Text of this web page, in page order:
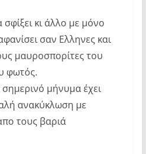
κι άλλο με μόνο
σαν Ελληνες και
μαυροσπορίτες του
φωτός.
μήνυμα έχει
ανακύκλωση με
τους βαριά